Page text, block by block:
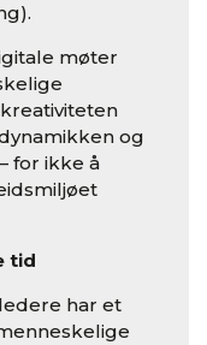
møter
og
for ikke å
tid
har et